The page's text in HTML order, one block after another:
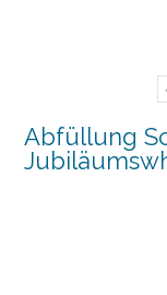
Abfüllung